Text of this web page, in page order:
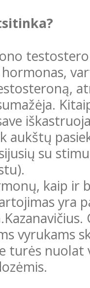
hormonas,
aukštų
su
yra
vyrukams
turės